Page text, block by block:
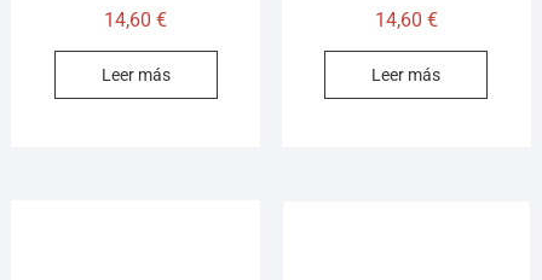
14,60€
Leer más
14,60 €
Leer más